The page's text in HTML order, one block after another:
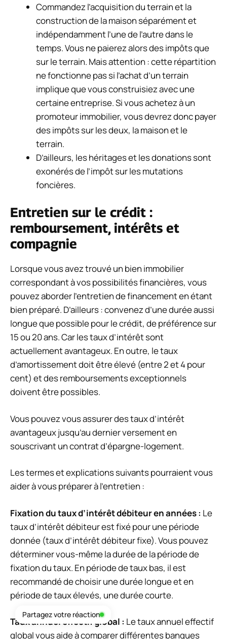
Commandez l’acquisition du terrain et la
construction de la maison séparément et
indépendamment l’une de l’autre dans le
temps. Vous ne paierez alors des impôts que
sur le terrain. Mais attention : cette répartition
ne fonctionne pas si l’achat d’un terrain
implique que vous construisiez avec une
certaine entreprise. Si vous achetez à un
promoteur immobilier, vous devrez donc payer
des impôts sur les deux, la maison et le
terrain.
D’ailleurs, les héritages et les donations sont
exonérés de l’impôt sur les mutations
foncières.
Entretien sur le crédit :
remboursement, intérêts et
compagnie
Lorsque vous avez trouvé un bien immobilier
correspondant à vos possibilités financières, vous
pouvez aborder l’entretien de financement en étant
bien préparé. D’ailleurs : convenez d’une durée aussi
longue que possible pour le crédit, de préférence sur
15 ou 20 ans. Car les taux d’intérêt sont
actuellement avantageux. En outre, le taux
d’amortissement doit être élevé (entre 2 et 4 pour
cent) et des remboursements exceptionnels
doivent être possibles.
Vous pouvez vous assurer des taux d’intérêt
avantageux jusqu’au dernier versement en
souscrivant un contrat d’épargne-logement.
Les termes et explications suivants pourraient vous
aider à vous préparer à l’entretien :
Fixation du taux d’intérêt débiteur en années : Le
taux d’intérêt débiteur est fixé pour une période
donnée (taux d’intérêt débiteur fixe). Vous pouvez
déterminer vous-même la durée de la période de
fixation du taux. En période de taux bas, il est
recommandé de choisir une durée longue et en
période de taux élevés, une durée courte.
Taux annuel effectif global : Le taux annuel effectif
global vous aide à comparer différentes banques
Partagez votre réaction